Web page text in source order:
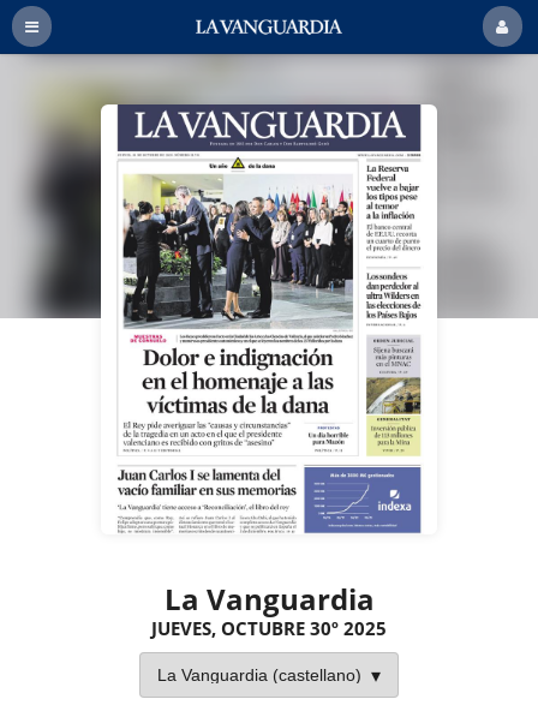
La Vanguardia
JUEVES, OCTUBRE 30º 2025